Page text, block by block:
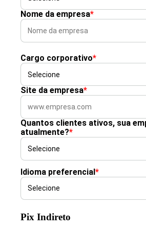
Nome da empresa*
Cargo corporativo*
Site da empresa*
Quantos clientes ativos, sua
atualmente?*
Idioma preferencial*
Pix Indireto